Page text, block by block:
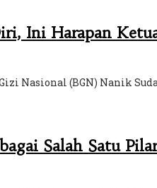
Ini Harapan
Nasional (BGN) Nanik
Salah Satu